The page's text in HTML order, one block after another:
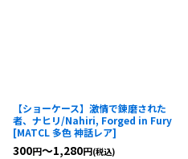
【ショーケース】激情で錬磨された
者、ナヒリ/Nahiri, Forged in Fury
[MATCL 多色 神話レア]
300円～1,280円(税込)